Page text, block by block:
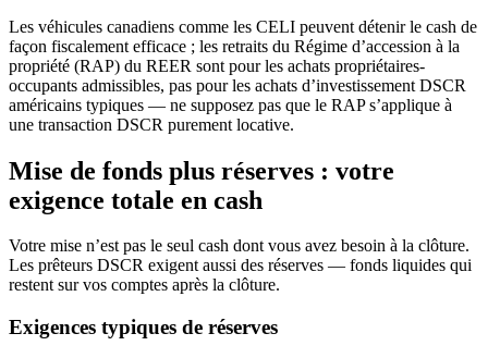
Les véhicules canadiens comme les CELI peuvent détenir le cash de
façon fiscalement efficace ; les retraits du Régime d’accession à la
propriété (RAP) du REER sont pour les achats propriétaires-
occupants admissibles, pas pour les achats d’investissement DSCR
américains typiques — ne supposez pas que le RAP s’applique à
une transaction DSCR purement locative.
Mise de fonds plus réserves : votre
exigence totale en cash
Votre mise n’est pas le seul cash dont vous avez besoin à la clôture.
Les prêteurs DSCR exigent aussi des réserves — fonds liquides qui
restent sur vos comptes après la clôture.
Exigences typiques de réserves